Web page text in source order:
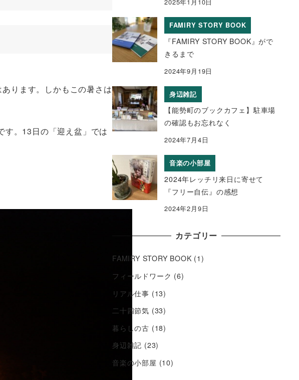
ります。しかもこの暑さは
す。13日の「迎え盆」では
FAMIRY STORY BOOK
『FAMIRY STORY BOOK』がで
きるまで
2024年9月19日
身辺雑記
【能勢町のブックカフェ】駐車場
の確認もお忘れなく
2024年7月4日
音楽の小部屋
2024年レッチリ来日に寄せて
『フリー自伝』の感想
2024年2月9日
カテゴリー
FAMIRY STORY BOOK (1)
フィールドワーク (6)
リアル仕事 (13)
二十四節気 (33)
暮らしの古 (18)
身辺雑記 (23)
音楽の小部屋 (10)